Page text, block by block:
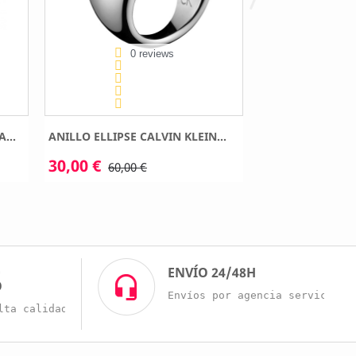
0 reviews
ANILLO ELLIPSE CALVIN KLEIN...
30,00 € 60,00 €
calidad a buenos precios.
ENVÍO 24/48H
Envíos por agencia servicio